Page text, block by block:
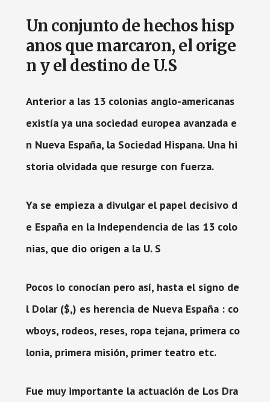
Un conjunto de hechos hisp
anos que marcaron, el orige
n y el destino de U.S
Anterior a las 13 colonias anglo-americanas
existía ya una sociedad europea avanzada e
n Nueva España, la Sociedad Hispana. Una hi
storia olvidada que resurge con fuerza.
Ya se empieza a divulgar el papel decisivo d
e España en la Independencia de las 13 colo
nias, que dio origen a la U. S
Pocos lo conocían pero así, hasta el signo de
l Dolar ($,) es herencia de Nueva España : co
wboys, rodeos, reses, ropa tejana, primera co
lonia, primera misión, primer teatro etc.
Fue muy importante la actuación de Los Dra